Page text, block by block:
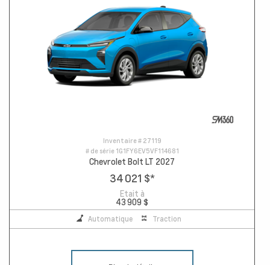
Inventaire # 27119
# de série 1G1FY6EV5VF114681
Chevrolet Bolt LT 2027
34 021 $*
Etait à
43 909 $
Automatique Traction